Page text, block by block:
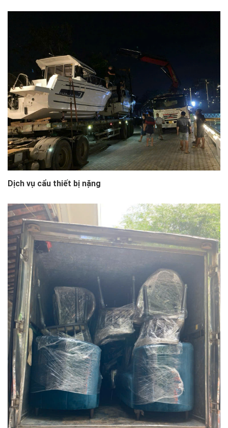
Dịch vụ cẩu thiết bị nặng